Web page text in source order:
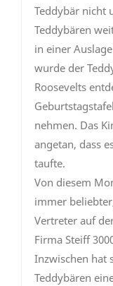
Teddybär nicht
Teddybären
in einer
wurde der
Roosevelts
nehmen. Das
angetan, dass
taufte.
Von diesem
immer
Vertreter auf
Firma Steiff
Inzwischen hat
Teddybären